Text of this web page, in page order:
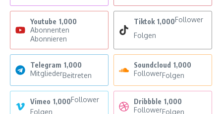
Youtube 1,000
Abonnenten
Abonnieren
Tiktok 1,000Follower
Folgen
Telegram 1,000
MitgliederBeitreten
Soundcloud 1,000
FollowerFolgen
Vimeo 1,000Follower
Folgen
Dribbble 1,000
FollowerFolgen